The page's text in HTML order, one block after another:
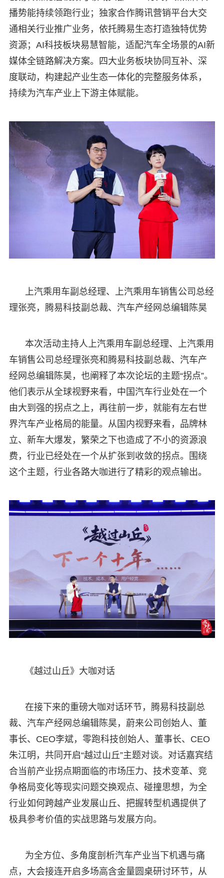
播势能持续领跑行业；独家合作腾讯营销平台大交
通相关行业推广业务，依托腾易生态打造独特优势
资源；AI科技板块易慧智能，适配汽车全场景的AI新
媒体全链路解决方案。四大业务板块协同互补、深
度联动，构建起产业生态一体化的完整服务体系，
持续为汽车产业上下游主体赋能。
上汽乘用车副总经理、上汽乘用车销售公司总经
理张亮，腾易科技副总裁、汽车产经网总编辑陈昊
本次活动主持人上汽乘用车副总经理、上汽乘用
车销售公司总经理张亮和腾易科技副总裁、汽车产
经网总编辑陈昊，也阐释了本次论坛的主题“拐点”。
他们表示从全球视野来看，中国汽车行业处在一个
由大到强的拐点之上，再往前一步，就能有左右世
界汽车产业格局的能量。从国内视野来看，品牌林
立、新车大爆发，繁荣之下也造成了不小的资源浪
费，行业已经处在一个从扩张到收敛的拐点。围绕
这个主题，行业各路大咖进行了精彩的观点输出。
《越过山丘》大咖对话
在接下来的重磅大咖对话环节，腾易科技副总
裁、汽车产经网总编辑陈昊，蔚来公司创始人、董
事长、CEO李斌，零跑科技创始人、董事长、CEO
朱江明，共同开启“越过山丘”主题对谈。对话嘉宾结
合当前产业拐点期面临的市场压力、技术变革、竞
争格局变化等现实问题交换观点、碰撞思想，为全
行业如何跨越产业发展山丘、把握转型机遇提供了
极具参考价值的实战思路与发展方向。
为全方位、多角度剖析汽车产业当下机遇与痛
点，大会接连开启多场高含金量圆桌研讨环节，从